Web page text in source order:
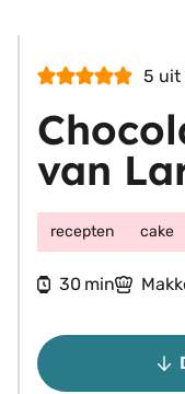
5 uit
van
recepten cake
30minuten
min